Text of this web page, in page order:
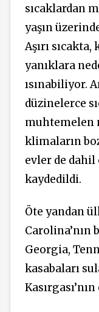
sıcaklardan
yaşın
Aşırı
yanıklara
ısınabiliyor.
düzinelerce
muhtemelen
klimaların
evler de
kaydedildi.
Öte yandan
Carolina’nın
Georgia,
kasabaları